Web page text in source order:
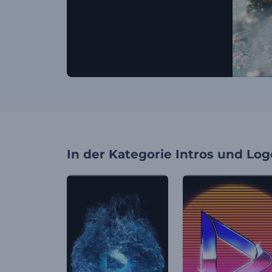
In der Kategorie Intros und